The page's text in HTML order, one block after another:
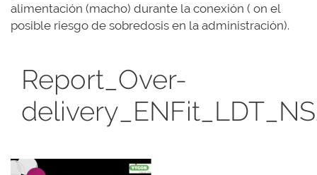
alimentación (macho) durante la conexión ( on el
posible riesgo de sobredosis en la administración).
Report_Over-